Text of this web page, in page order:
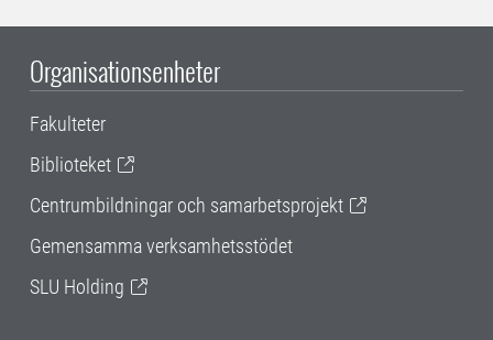
Organisationsenheter
Fakulteter
Biblioteket
Centrumbildningar och samarbetsprojekt
Gemensamma verksamhetsstödet
SLU Holding